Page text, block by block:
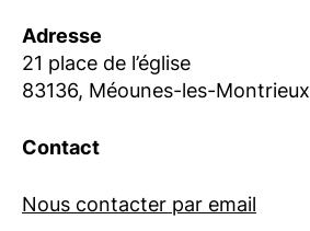
Adresse
21 place de l’église
83136, Méounes-les-Montrieux
Contact
Nous contacter par email